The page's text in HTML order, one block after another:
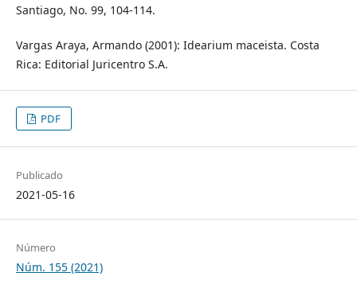
Santiago, No. 99, 104-114.
Vargas Araya, Armando (2001): Idearium maceista. Costa
Rica: Editorial Juricentro S.A.
PDF
Publicado
2021-05-16
Número
Núm. 155 (2021)